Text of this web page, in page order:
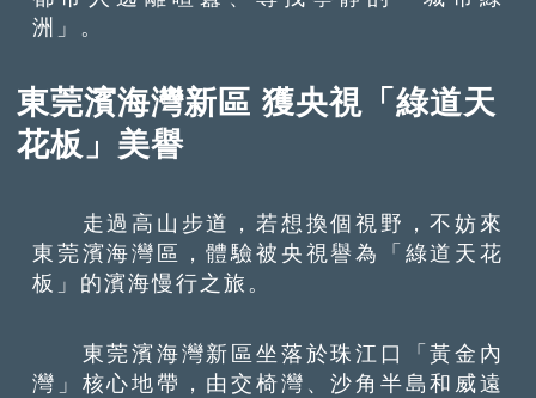
洲」。
東莞濱海灣新區 獲央視「綠道天
花板」美譽
走過高山步道，若想換個視野，不妨來
東莞濱海灣區，體驗被央視譽為「綠道天花
板」的濱海慢行之旅。
東莞濱海灣新區坐落於珠江口「黃金內
灣」核心地帶，由交椅灣、沙角半島和威遠